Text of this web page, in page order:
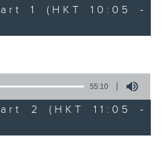
1 (HKT 10:05 -
55:10
2 (HKT 11:05 -